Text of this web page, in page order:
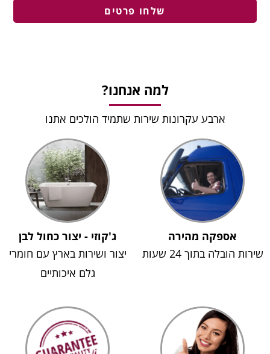
שלחו פרטים
למה אנחנו?
ארבע עקרונות שירות שתמיד הולכים אתנו
אספקה מהירה
שירות הובלה בתוך 24 שעות
ג'קוזי - יצור כחול לבן
יצור ושירות בארץ עם חומרי
גלם איכותיים